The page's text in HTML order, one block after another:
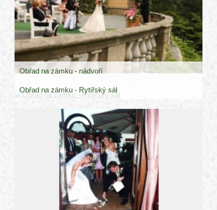
Obřad na zámku - nádvoří
Obřad na zámku - Rytířský sál